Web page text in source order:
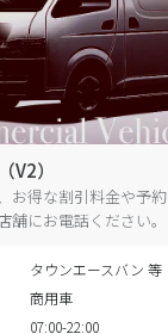
V2）
お得な割引料金や予
舗にお電話ください。
タウンエースバン 等
商用車
07:00-22:00